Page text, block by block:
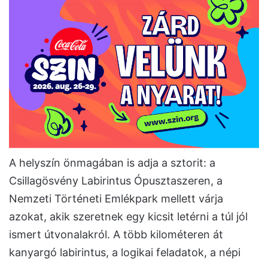
A helyszín önmagában is adja a sztorit: a
Csillagösvény Labirintus Ópusztaszeren, a
Nemzeti Történeti Emlékpark mellett várja
azokat, akik szeretnek egy kicsit letérni a túl jól
ismert útvonalakról. A több kilométeren át
kanyargó labirintus, a logikai feladatok, a népi